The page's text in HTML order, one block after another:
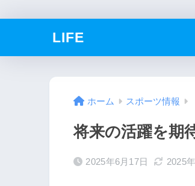
LIFE
ホーム スポーツ情報
将来の活躍を期
2025年6月17日 2025